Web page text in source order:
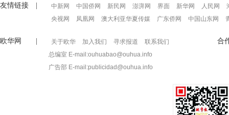
友情链接 | 中新网 中国侨网 新民网 澎湃网 界面 新华网 人民网
央视网
凤凰网 澳大利亚华夏传媒 广东侨网 中国山东网
欧华网 | 关于欧华 加入我们 寻求报道
联系我们
总编室 E-mail:ouhuabao@ouhua.info
广告部 E-mail:publicidad@ouhua.info
合